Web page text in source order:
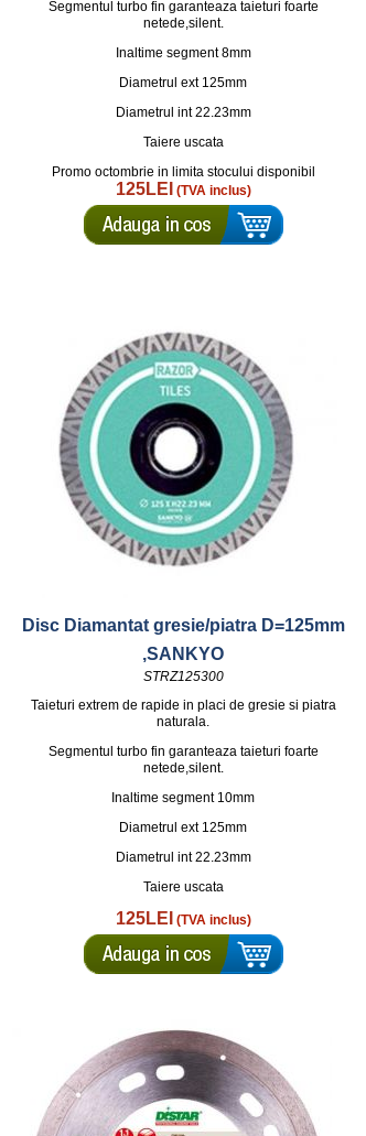
Segmentul turbo fin garanteaza taieturi foarte
netede,silent.
Inaltime segment 8mm
Diametrul ext 125mm
Diametrul int 22.23mm
Taiere uscata
Promo octombrie in limita stocului disponibil
125LEI (TVA inclus)
Disc Diamantat gresie/piatra D=125mm
,SANKYO
STRZ125300
Taieturi extrem de rapide in placi de gresie si piatra
naturala.
Segmentul turbo fin garanteaza taieturi foarte
netede,silent.
Inaltime segment 10mm
Diametrul ext 125mm
Diametrul int 22.23mm
Taiere uscata
125LEI (TVA inclus)